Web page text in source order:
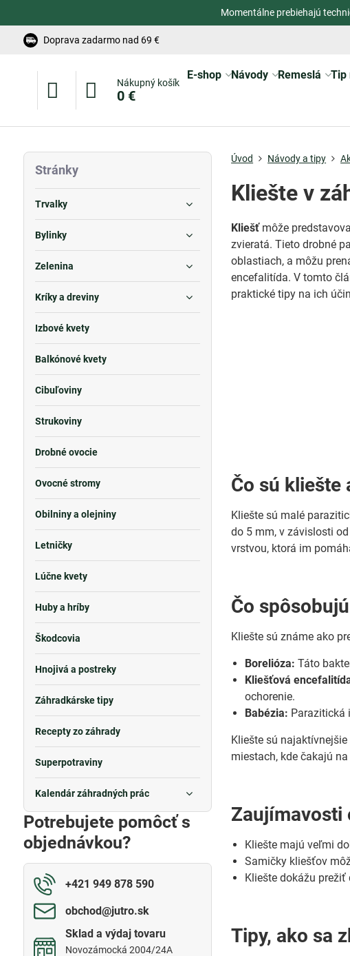
Momentálne prebiehajú
Doprava zadarmo nad 69 €
Nákupný košík
0 €
E-shop Návody Remeslá Tip
Úvod Návody a tipy
Kliešte v
Kliešťmôže
zvieratá. Tieto drobné
oblastiach, a môžu
encefalitída. V tomto
praktické tipy na ich
Čo sú kliešte
Kliešte sú malé
do 5 mm, v závislosti
vrstvou, ktorá im
Čo
Kliešte sú známe ako
Borelióza: Táto
Kliešťová
ochorenie.
Babézia: Parazitická
Kliešte sú
miestach, kde čakajú
Zaujímavosti
Kliešte majú veľmi
Samičky kliešťov
Kliešte dokážu
Tipy, ako sa
Stránky
Trvalky
Bylinky
Zelenina
Kríky a dreviny
Izbové kvety
Balkónové kvety
Cibuľoviny
Strukoviny
Drobné ovocie
Ovocné stromy
Obilniny a olejniny
Letničky
Lúčne kvety
Huby a hríby
Škodcovia
Hnojivá a postreky
Záhradkárske tipy
Recepty zo záhrady
Superpotraviny
Kalendár záhradných prác
Potrebujete pomôcť s
objednávkou?
+421 949 878 590
obchod​@jutro​.sk
Sklad a výdaj tovaru
Novozámocká 2004/24A